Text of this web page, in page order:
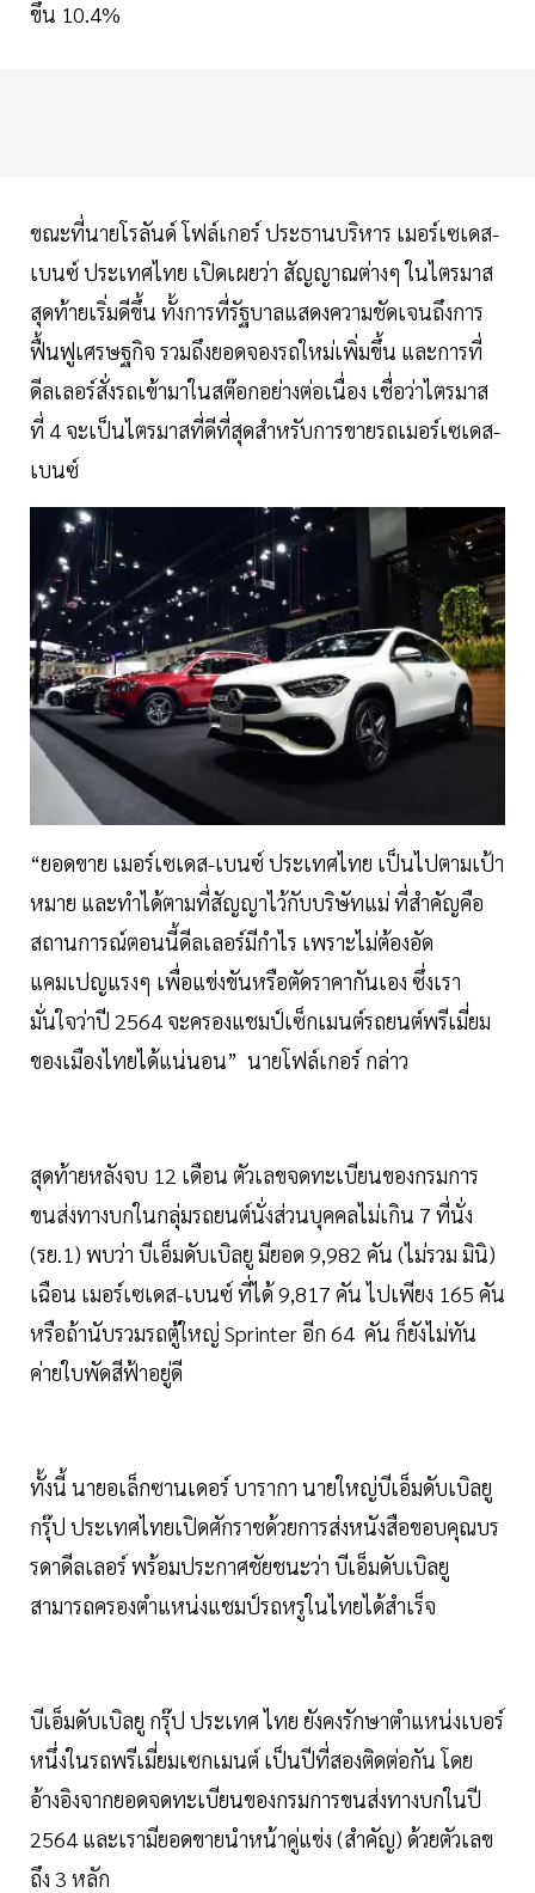
ขึ้น 10.4%
ขณะที่นายโรลันด์ โฟล์เกอร์ ประธานบริหาร เมอร์เซเดส-
เบนซ์ ประเทศไทย เปิดเผยว่า สัญญาณต่างๆ ในไตรมาส
สุดท้ายเริ่มดีขึ้น ทั้งการที่รัฐบาลแสดงความชัดเจนถึงการ
ฟื้นฟูเศรษฐกิจ รวมถึงยอดจองรถใหม่เพิ่มขึ้น และการที่
ดีลเลอร์สั่งรถเข้ามาในสต๊อกอย่างต่อเนื่อง เชื่อว่าไตรมาส
ที่ 4 จะเป็นไตรมาสที่ดีที่สุดสำหรับการขายรถเมอร์เซเดส-
เบนซ์
“ยอดขาย เมอร์เซเดส-เบนซ์ ประเทศไทย เป็นไปตามเป้า
หมาย และทำได้ตามที่สัญญาไว้กับบริษัทแม่ ที่สำคัญคือ
สถานการณ์ตอนนี้ดีลเลอร์มีกำไร เพราะไม่ต้องอัด
แคมเปญแรงๆ เพื่อแข่งขันหรือตัดราคากันเอง ซึ่งเรา
มั่นใจว่าปี 2564 จะครองแชมป์เซ็กเมนต์รถยนต์พรีเมี่ยม
ของเมืองไทยได้แน่นอน” นายโฟล์เกอร์ กล่าว
สุดท้ายหลังจบ 12 เดือน ตัวเลขจดทะเบียนของกรมการ
ขนส่งทางบกในกลุ่มรถยนต์นั่งส่วนบุคคลไม่เกิน 7 ที่นั่ง
(รย.1) พบว่า บีเอ็มดับเบิลยู มียอด 9,982 คัน (ไม่รวม มินิ)
เฉือน เมอร์เซเดส-เบนซ์ ที่ได้ 9,817 คัน ไปเพียง 165 คัน
หรือถ้านับรวมรถตู้ใหญ่ Sprinter อีก 64 คัน ก็ยังไม่ทัน
ค่ายใบพัดสีฟ้าอยู่ดี
ทั้งนี้ นายอเล็กซานเดอร์ บารากา นายใหญ่บีเอ็มดับเบิลยู
กรุ๊ป ประเทศไทยเปิดศักราชด้วยการส่งหนังสือขอบคุณบร
รดาดีลเลอร์ พร้อมประกาศชัยชนะว่า บีเอ็มดับเบิลยู
สามารถครองตำแหน่งแชมป์รถหรูในไทยได้สำเร็จ
บีเอ็มดับเบิลยู กรุ๊ป ประเทศ ไทย ยังคงรักษาตำแหน่งเบอร์
หนึ่งในรถพรีเมี่ยมเซกเมนต์ เป็นปีที่สองติดต่อกัน โดย
อ้างอิงจากยอดจดทะเบียนของกรมการขนส่งทางบกในปี
2564 และเรามียอดขายนำหน้าคู่แข่ง (สำคัญ) ด้วยตัวเลข
ถึง 3 หลัก